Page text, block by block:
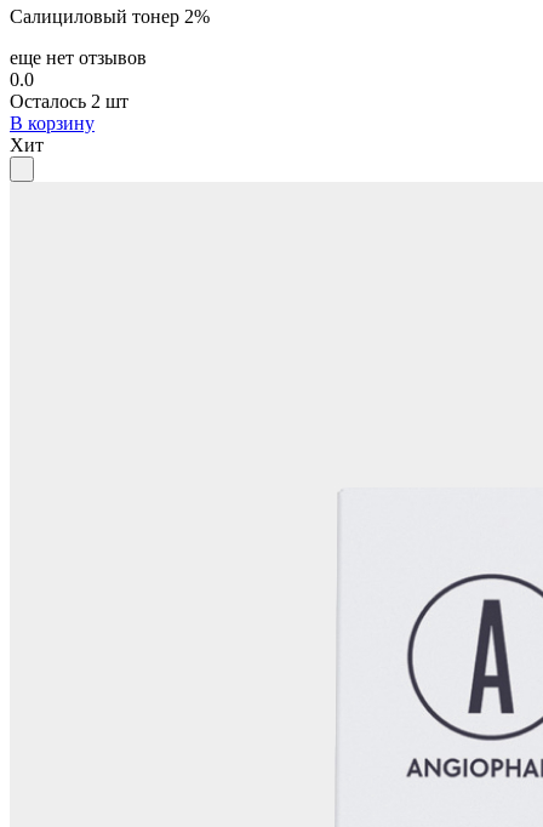
Салициловый тонер 2%
еще нет отзывов
0.0
Осталось 2 шт
В корзину
Хит